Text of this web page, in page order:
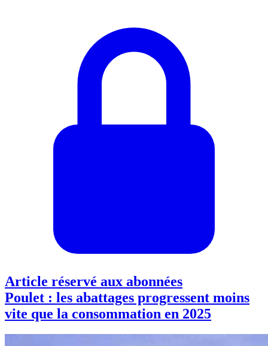
Article réservé aux abonnées
Poulet : les abattages progressent moins
vite que la consommation en 2025